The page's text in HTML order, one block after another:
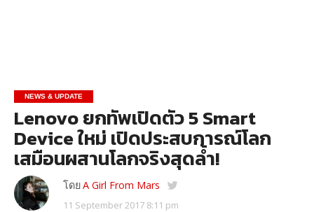
NEWS & UPDATE
Lenovo ยกทัพเปิดตัว 5 Smart
Device ใหม่ เปิดประสบการณ์โลก
เสมือนผสานโลกจริงสุดล้ำ!
โดยA Girl From Mars
11 September 2017 8:11 pm